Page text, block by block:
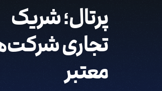
پرتال؛ شریک
تجاری
معتبر